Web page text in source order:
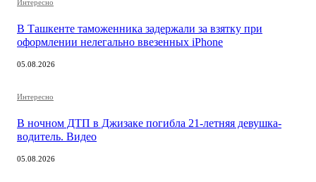
Интересно
В Ташкенте таможенника задержали за взятку при
оформлении нелегально ввезенных iPhone
05.08.2026
Интересно
В ночном ДТП в Джизаке погибла 21-летняя девушка-
водитель. Видео
05.08.2026